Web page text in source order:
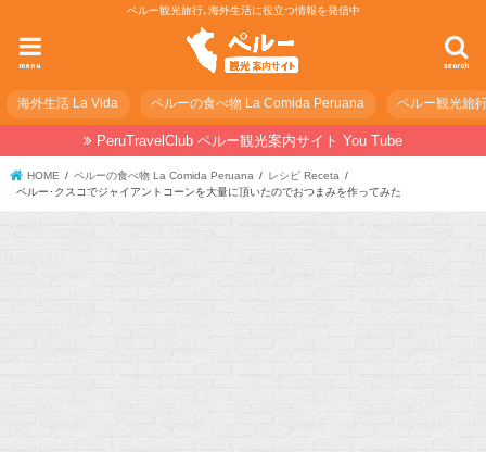
ペルー観光旅行､海外生活に役立つ情報を発信中
search
menu
海外生活 La Vida ペルーの食べ物 La Comida Peruana ペルー観光旅
PeruTravelClub ペルー観光案内サイト You Tube
HOME ペルーの食べ物 La Comida Peruana
レシピ Receta
ペルー･クスコでジャイアントコーンを大量に頂いたのでおつまみを作ってみた